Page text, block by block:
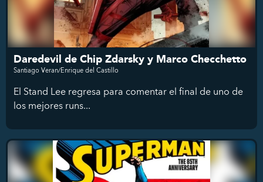
Daredevil de Chip Zdarsky y Marco Checchetto
Santiago Veran/Enrique del Castillo
El Stand Lee regresa para comentar el final de uno de
los mejores runs...